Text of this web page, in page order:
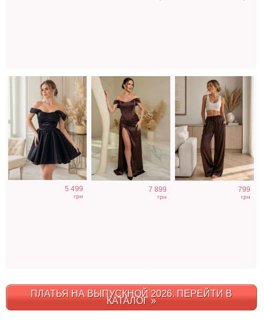
5 499
грн
7 899
грн
799
грн
ПЛАТЬЯ НА ВЫПУСКНОЙ 2026. ПЕРЕЙТИ В
КАТАЛОГ »